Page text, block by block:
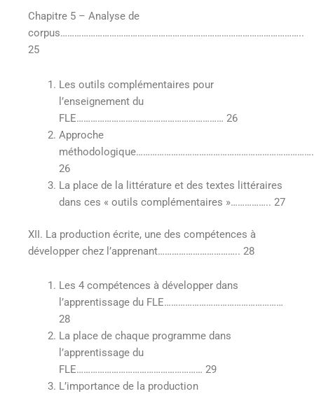
Chapitre 5 – Analyse de
corpus…………………………………………………………………………………………..
25
Les outils complémentaires pour
l’enseignement du
FLE……………………………………………………… 26
Approche
26
La place de la littérature et des textes littéraires
dans ces « outils complémentaires »…………….. 27
XII. La production écrite, une des compétences à
développer chez l’apprenant…………………………….. 28
Les 4 compétences à développer dans
l’apprentissage du FLE……………………………………………
28
La place de chaque programme dans
l’apprentissage du
FLE……………………………………………… 29
L’importance de la production